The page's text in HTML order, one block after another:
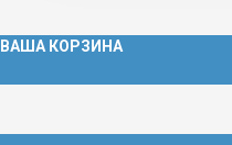
ВАША КОРЗИНА